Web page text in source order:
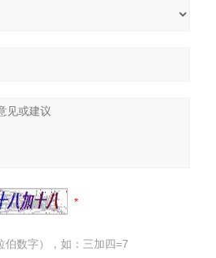
伯数字），如：三加四=7